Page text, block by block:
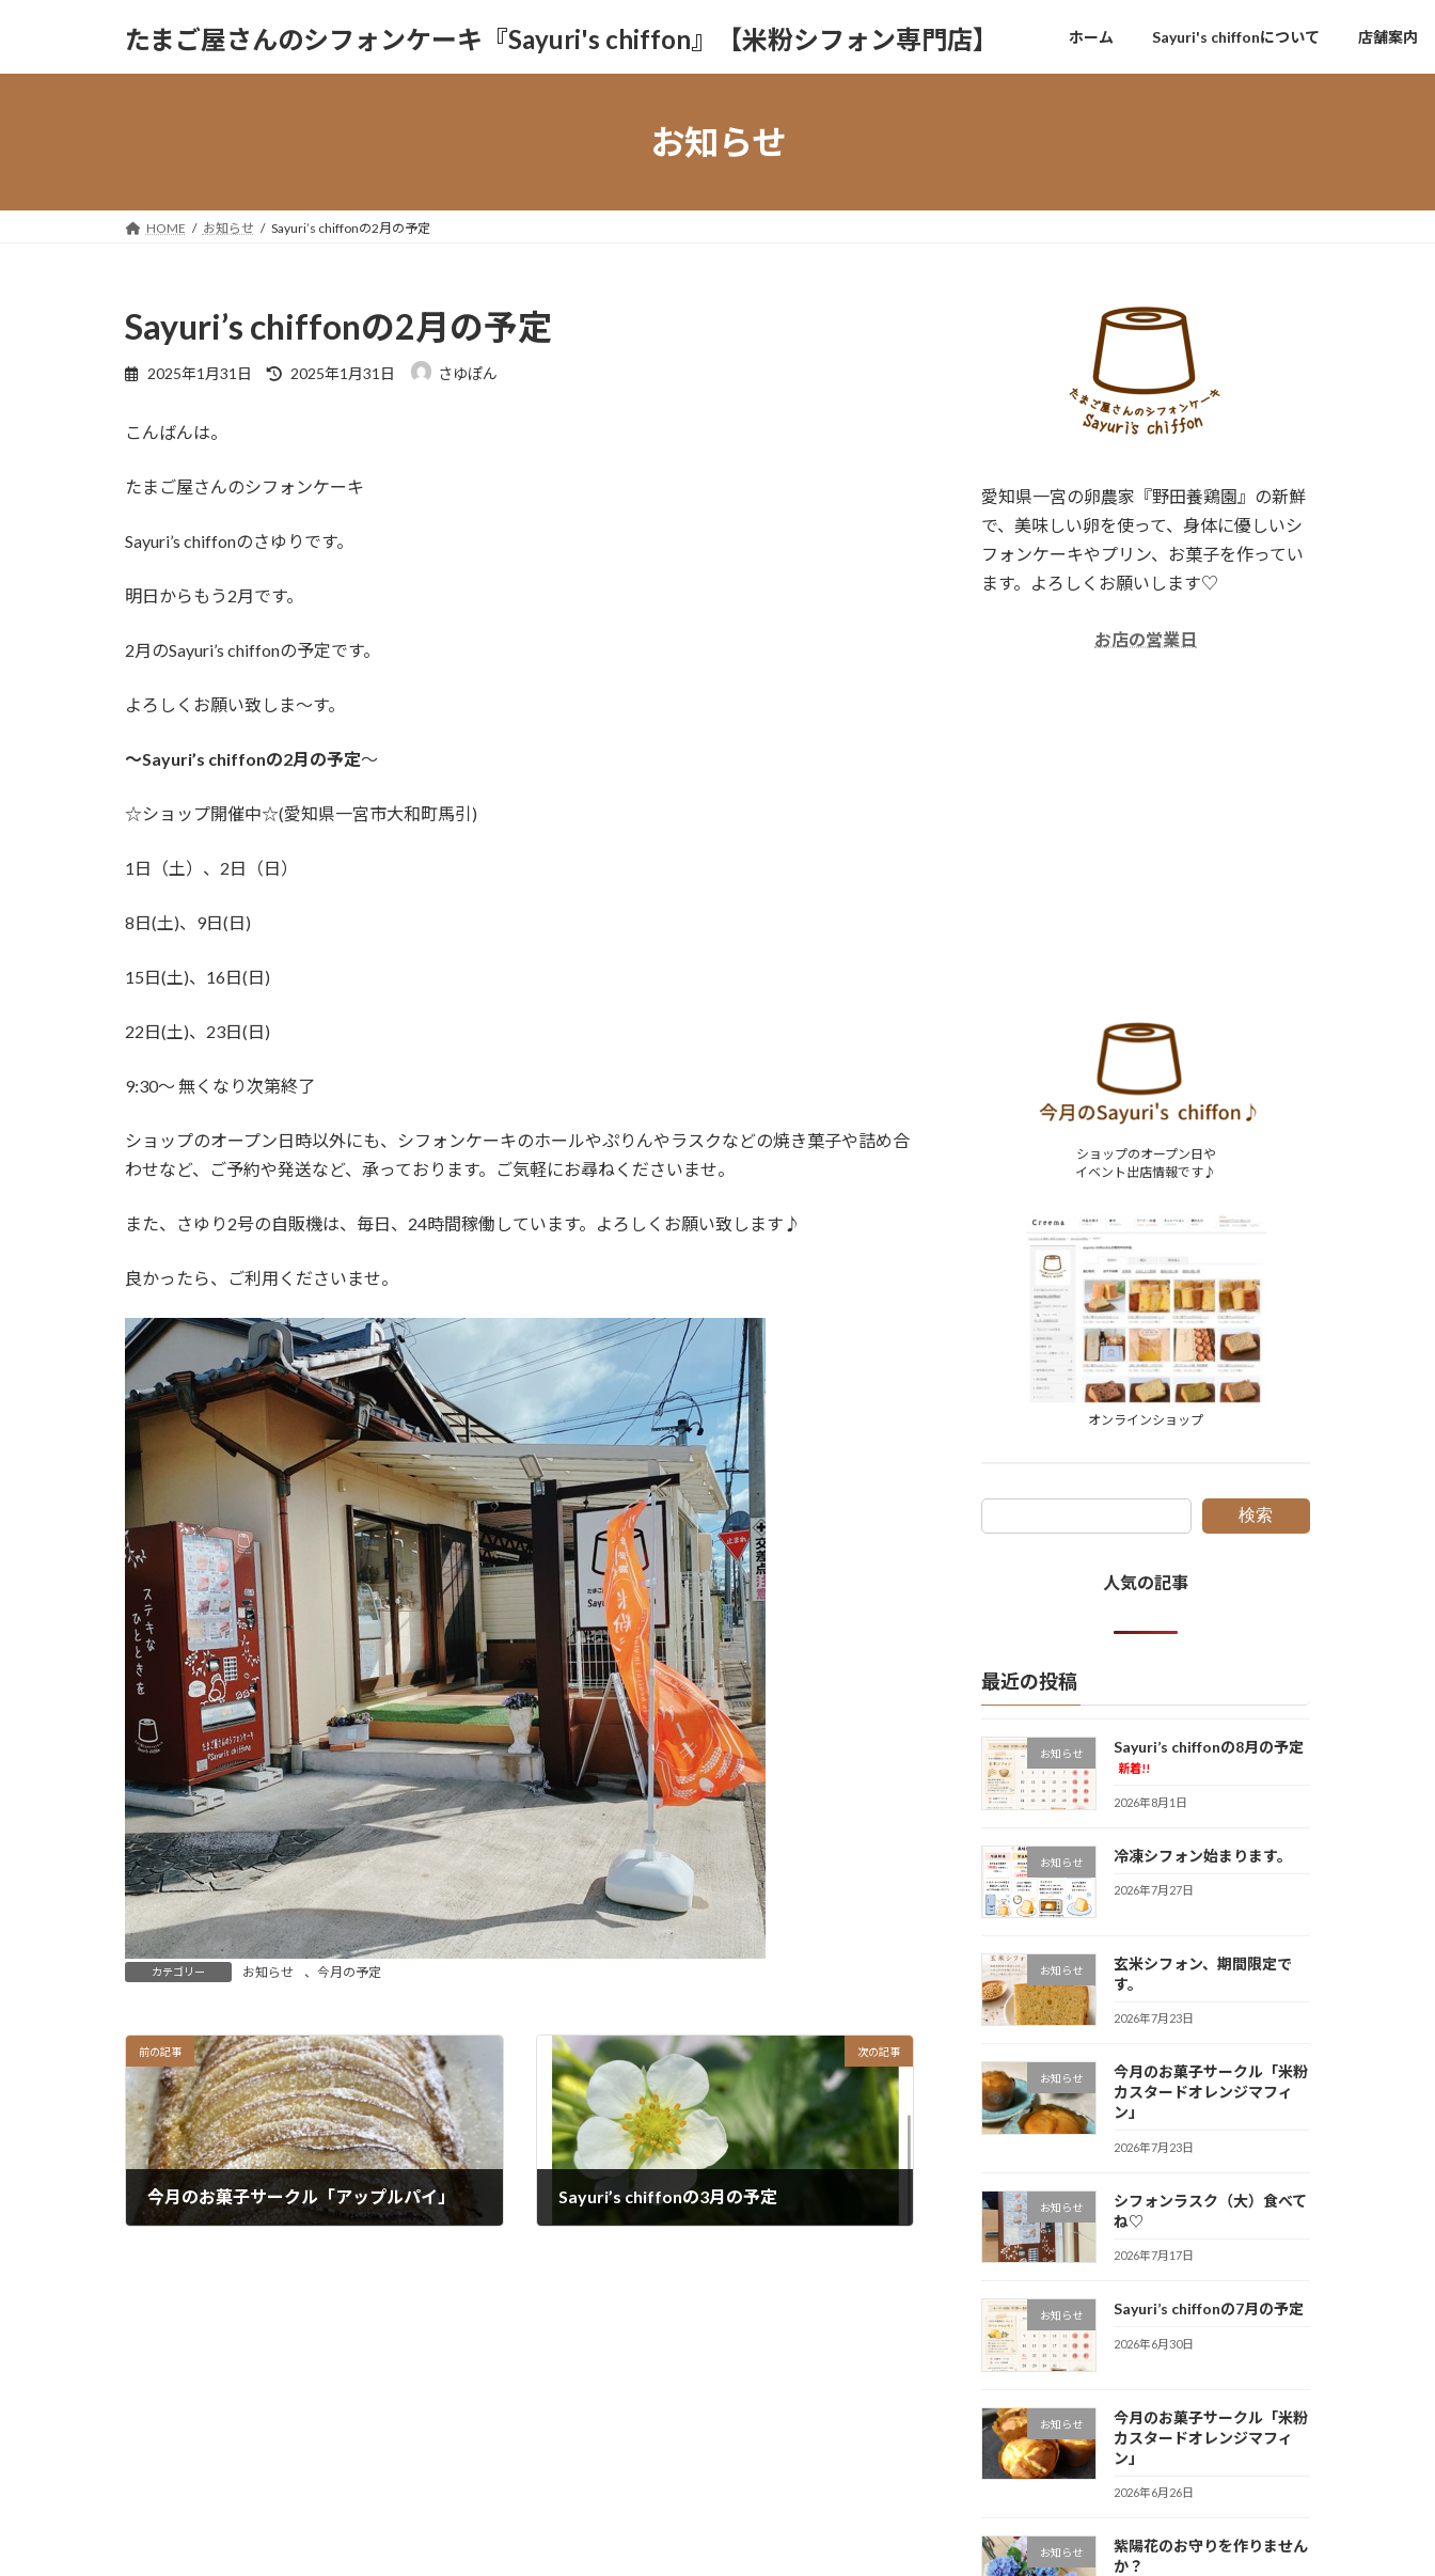
ッ
移
たまご屋さんのシフォンケーキ『Sayuri's chiffon』【米粉シフォン専門店】 ホーム Sayuri's chiffonについて 店舗案内
お知らせ
HOME お知らせ Sayuri’s chiffonの2月の予定
Sayuri’s chiffonの2月の予定
2025年1月31日
最
:
2025年1月31日 さゆぽん
こんばんは。
たまご屋さんのシフォンケーキ
Sayuri’s chiffonのさゆりです。
明日からもう2月です。
2月のSayuri’s chiffonの予定です。
よろしくお願い致しま〜す。
〜Sayuri’s chiffonの2月の予定〜
☆ショップ開催中☆(愛知県一宮市大和町馬引)
1日（土）、2日（日）
8日(土)、9日(日)
15日(土)、16日(日)
22日(土)、23日(日)
9:30～ 無くなり次第終了
ショップのオープン日時以外にも、シフォンケーキのホールやぷりんやラスクなどの焼き菓子や詰め合
わせなど、ご予約や発送など、承っております。ご気軽にお尋ねくださいませ。
また、さゆり2号の自販機は、毎日、24時間稼働しています。よろしくお願い致します♪
良かったら、ご利用くださいませ。
カテゴリー お知らせ 、 今月の予定
前の記事
今月のお菓子サークル「アップルパイ」
次の記事
Sayuri’s chiffonの3月の予定
愛知県一宮の卵農家『野田養鶏園』の新鮮
で、美味しい卵を使って、身体に優しいシ
フォンケーキやプリン、お菓子を作ってい
ます。よろしくお願いします♡
お店の営業日
ショップのオープン日や
イベント出店情報です♪
オンラインショップ
検索
人気の記事
最近の投稿
お知らせ Sayuri’s chiffonの8月の予定
新着!!
2026年8月1日
お知らせ 冷凍シフォン始まります。
2026年7月27日
お知らせ
玄米シフォン、期間限定で
す。
2026年7月23日
お知らせ
今月のお菓子サークル「米粉
カスタードオレンジマフィ
ン」
2026年7月23日
お知らせ
シフォンラスク（大）食べて
ね♡
2026年7月17日
お知らせ Sayuri’s chiffonの7月の予定
2026年6月30日
お知らせ
今月のお菓子サークル「米粉
カスタードオレンジマフィ
ン」
2026年6月26日
お知らせ
紫陽花のお守りを作りません
か？